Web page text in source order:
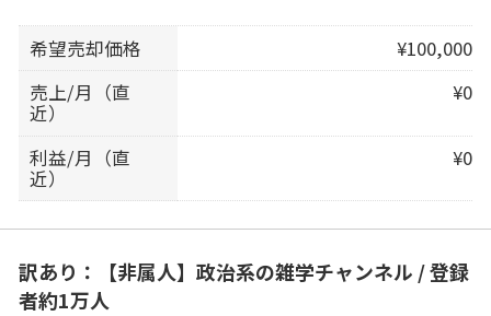
希望売却価格
¥100,000
売上/月（直
近）
¥0
利益/月（直
近）
¥0
訳あり：【非属人】政治系の雑学チャンネル / 登録
者約1万人